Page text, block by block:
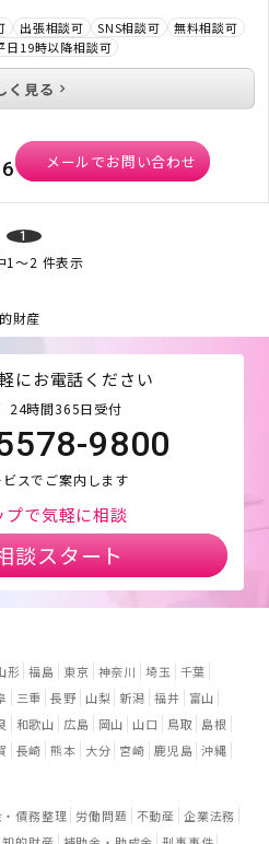
出張相談可 SNS相談可
無料相談可
日19時以降相談可
く見る
メールでお問い合わせ
1
1〜2 件表示
財産
にお電話ください
24時間365日受付
9800
スでご案内します
プで気軽に相談
談スタート
形 福島 東京 神奈川 埼玉
千葉
三重 長野 山梨 新潟 福井
富山
和歌山 広島 岡山 山口 鳥取
島根
長崎 熊本 大分 宮崎 鹿児島 沖縄
債務整理 労働問題 不動産 企業法務